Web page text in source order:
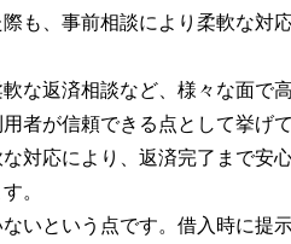
も、事前相談により柔軟な対
な返済相談など、様々な面で
者が信頼できる点として挙げ
対応により、返済完了まで安
。
いという点です。借入時に提